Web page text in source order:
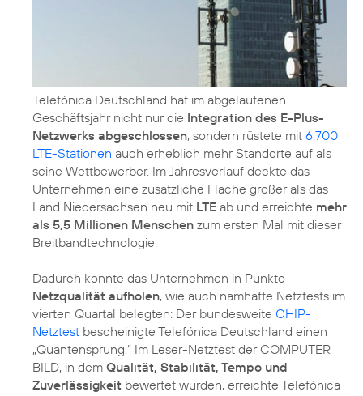
Telefónica Deutschland hat im abgelaufenen
Geschäftsjahr nicht nur die Integration des E-Plus-
Netzwerks abgeschlossen, sondern rüstete mit 6.700
LTE-Stationen auch erheblich mehr Standorte auf als
seine Wettbewerber. Im Jahresverlauf deckte das
Unternehmen eine zusätzliche Fläche größer als das
Land Niedersachsen neu mit LTE ab und erreichte mehr
als 5,5 Millionen Menschen zum ersten Mal mit dieser
Breitbandtechnologie.
Dadurch konnte das Unternehmen in Punkto
Netzqualität aufholen, wie auch namhafte Netztests im
vierten Quartal belegten: Der bundesweite CHIP-
Netztest bescheinigte Telefónica Deutschland einen
„Quantensprung.“ Im Leser-Netztest der COMPUTER
BILD, in dem Qualität, Stabilität, Tempo und
Zuverlässigkeit bewertet wurden, erreichte Telefónica